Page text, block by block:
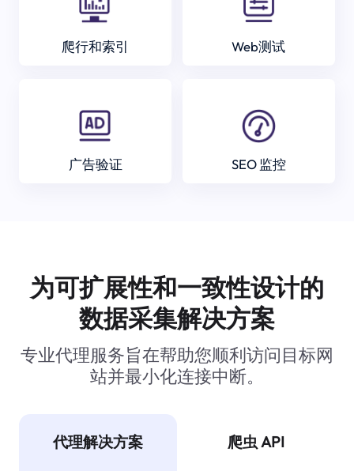
爬行和索引 Web测试
广告验证 SEO 监控
为可扩展性和一致性设计的
数据采集解决方案
专业代理服务旨在帮助您顺利访问目标网
站并最小化连接中断。
代理解决方案 爬虫 API